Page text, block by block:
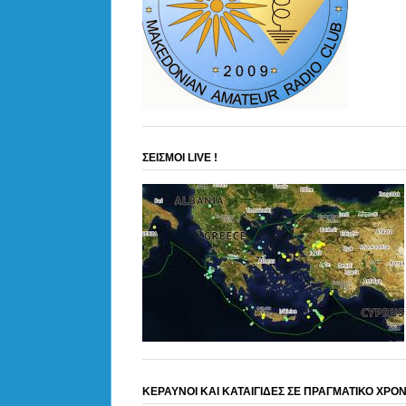
ΣΕΙΣΜΟΙ LIVE !
ΚΕΡΑΥΝΟΙ ΚΑΙ ΚΑΤΑΙΓΙΔΕΣ ΣΕ ΠΡΑΓΜΑΤΙΚΟ